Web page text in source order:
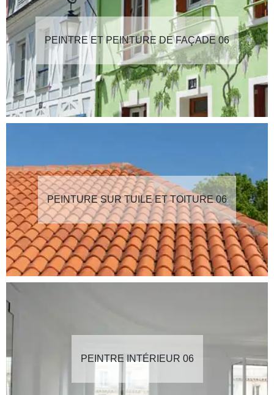
PEINTRE ET PEINTURE DE FAÇADE 06
PEINTURE SUR TUILE ET TOITURE 06
PEINTRE INTÉRIEUR 06